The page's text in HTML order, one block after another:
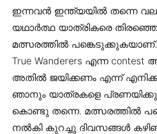
ഇന്നവൻ ഇന്ത്യയിൽ തന്നെ
യഥാർത്ഥ യാത്രികരെ
മത്സരത്തിൽ പങ്കെടുക്കുകയാണ്.
True Wanderers എന്ന
അതിൽ ജയിക്കണം എന്ന്
ഞാനും യാത്രകളെ
കൊണ്ടു തന്നെ. മത്സരത്തിൽ
നൽകി കുറച്ചു ദിവസങ്ങൾ